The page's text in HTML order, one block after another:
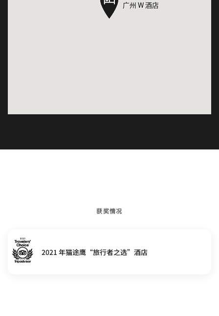
广州 W 酒店
广州 W 酒店
获奖情况
2021 年猫途鹰“旅行者之选”酒店